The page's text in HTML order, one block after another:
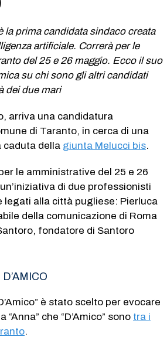
la prima candidata sindaco creata
artificiale. Correrà per le
del 25 e 26 maggio. Ecco il suo
su chi sono gli altri candidati
dei due mari
arriva una candidatura
di Taranto, in cerca di una
caduta della giunta Melucci bis.
le amministrative del 25 e 26
di due professionisti
legati alla città pugliese: Pierluca
della comunicazione di Roma
fondatore di Santoro
è stato scelto per evocare
che “D’Amico” sono tra i
.